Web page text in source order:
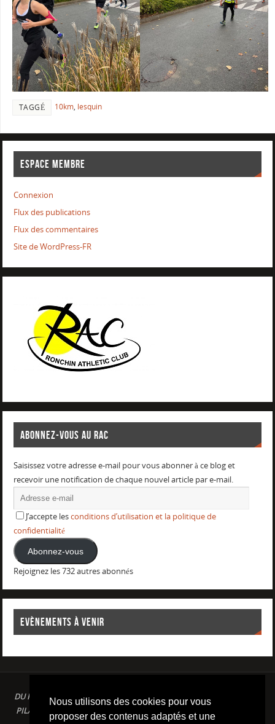
Nous utilisons des cookies pour vous
proposer des contenus adaptés et une
TAGGÉ 10km, lesquin
EKIDENENTRAINEMENTFITNESSFoulées Froméziennes
inscription ironman lens lesquinLILLE lille-hardelot
louvremarathonmaroilles NATATION ohlain
Papillons
BlancsPilatespyramidesravensberg relais reprise restecheztoi
rose runningsemi swimrun terrilstrailtriathlon
ultra équipe
ESPACE MEMBRE
Connexion
Flux des publications
Flux des commentaires
Site de WordPress-FR
ABONNEZ-VOUS AU RAC
Saisissez votre adresse e-mail pour vous abonner à ce blog et
recevoir une notification de chaque nouvel article par e-mail.
J’accepte lesconditions d’utilisation et la politique de
confidentialité
Abonnez-vous
Rejoignez les 732 autres abonnés
EVÈNEMENTS À VENIR
DU PLAISIR DANS LE SPORT LOISIR A LA COMPETITION : AQUAGYM /
PILATES / STRETCHING / COURSE A PIED / NATATION / TRIATHLON /